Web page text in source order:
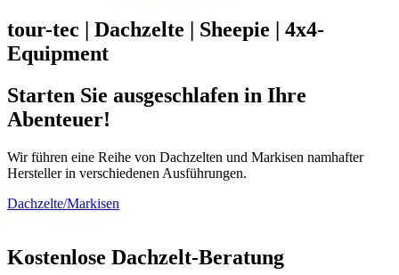
tour-tec | Dachzelte | Sheepie | 4x4-
Equipment
Starten Sie ausgeschlafen in Ihre
Abenteuer!
Wir führen eine Reihe von Dachzelten und Markisen namhafter
Hersteller in verschiedenen Ausführungen.
Dachzelte/Markisen
Kostenlose Dachzelt-Beratung